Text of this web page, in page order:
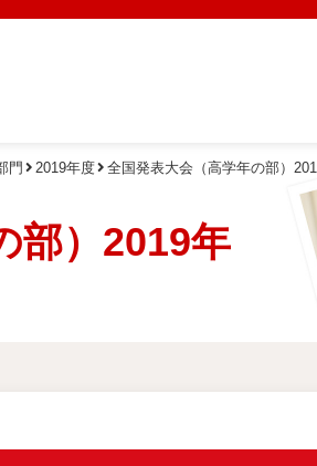
門 2019年度 全国発表大会（高学年の部）
部）2019年